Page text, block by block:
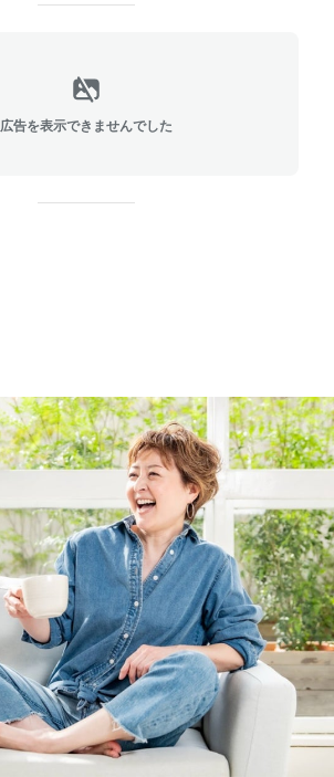
広告を表示できませんでした